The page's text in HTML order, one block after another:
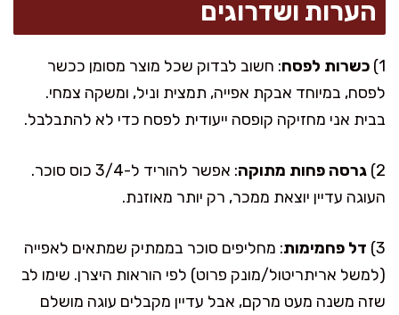
הערות ושדרוגים
1) כשרות לפסח: חשוב לבדוק שכל מוצר מסומן ככשר
לפסח, במיוחד אבקת אפייה, תמצית וניל, ומשקה צמחי.
בבית אני מחזיקה קופסה ייעודית לפסח כדי לא להתבלבל.
2) גרסה פחות מתוקה
: אפשר להוריד ל-3/4 כוס סוכר.
העוגה עדיין יוצאת ממכר, רק יותר מאוזנת.
3) דל פחמימות: מחליפים סוכר בממתיק שמתאים לאפייה
(למשל אריתריטול/מונק פרוט) לפי הוראות היצרן. שימו לב
שזה משנה מעט מרקם, אבל עדיין מקבלים עוגה מושלם